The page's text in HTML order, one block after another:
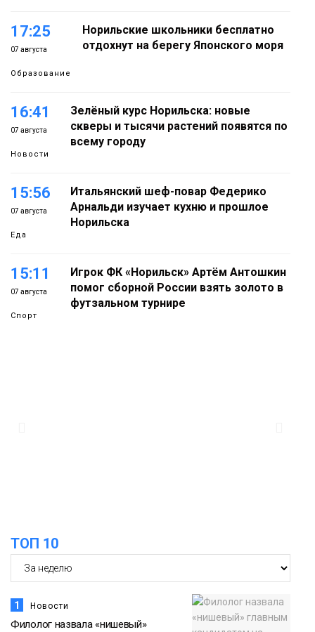
17:25
07 августа
Образование
Норильские школьники бесплатно
отдохнут на берегу Японского моря
16:41
07 августа
Новости
Зелёный курс Норильска: новые
скверы и тысячи растений появятся по
всему городу
15:56
07 августа
Еда
Итальянский шеф-повар Федерико
Арнальди изучает кухню и прошлое
Норильска
15:11
07 августа
Спорт
Игрок ФК «Норильск» Артём Антошкин
помог сборной России взять золото в
футзальном турнире
ТОП 10
1 Новости
Филолог назвала «нишевый»